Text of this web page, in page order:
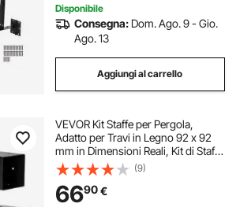
staffe pergole
staffa g29
Disponibile
Consegna: Dom. Ago. 9 - Gio.
Ago. 13
Aggiungi al carrello
VEVOR Kit Staffe per Pergola,
Adatto per Travi in Legno 92 x 92
mm in Dimensioni Reali, Kit di Staffe
per Gazebo in Legno Fai da Te a 3
Vie con Viti, Confezione 4, per
Banchetti per Feste all'Aperto
(9)
6690€